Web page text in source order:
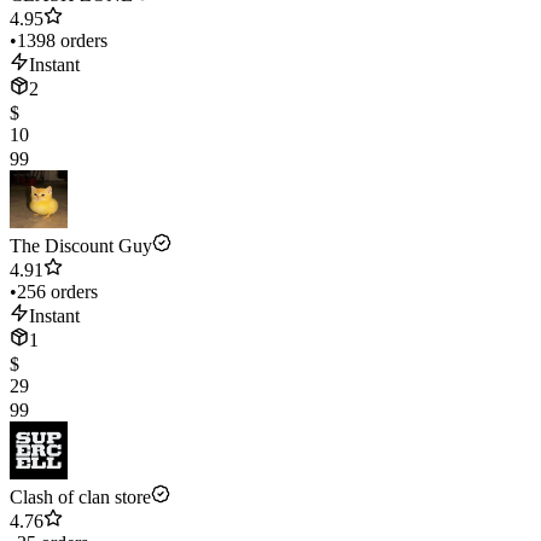
4.95
•1398 orders
Instant
2
$
10
99
The Discount Guy
4.91
•256 orders
Instant
1
$
29
99
Clash of clan store
4.76